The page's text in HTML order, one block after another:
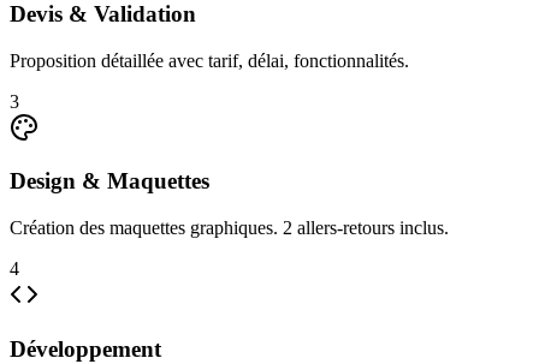
Devis & Validation
Proposition détaillée avec tarif, délai, fonctionnalités.
3
Design & Maquettes
Création des maquettes graphiques. 2 allers-retours inclus.
4
Développement